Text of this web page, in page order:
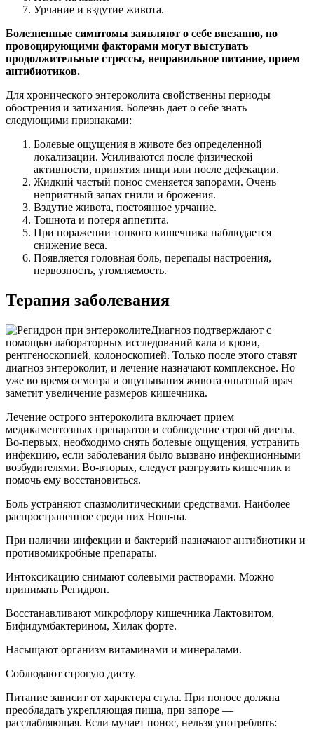
Урчание и вздутие живота.
Болезненные симптомы заявляют о себе внезапно, но
провоцирующими факторами могут выступать
продолжительные стрессы, неправильное питание, прием
антибиотиков.
Для хронического энтероколита свойственны периоды
обострения и затихания. Болезнь дает о себе знать
следующими признаками:
Болевые ощущения в животе без определенной
локализации. Усиливаются после физической
активности, принятия пищи или после дефекации.
Жидкий частый понос сменяется запорами. Очень
неприятный запах гнили и брожения.
Вздутие живота, постоянное урчание.
Тошнота и потеря аппетита.
При поражении тонкого кишечника наблюдается
снижение веса.
Появляется головная боль, перепады настроения,
нервозность, утомляемость.
Терапия заболевания
Диагноз подтверждают с
помощью лабораторных исследований кала и крови,
рентгеноскопией, колоноскопией. Только после этого ставят
диагноз энтероколит, и лечение назначают комплексное. Но
уже во время осмотра и ощупывания живота опытный врач
заметит увеличение размеров кишечника.
Лечение острого энтероколита включает прием
медикаментозных препаратов и соблюдение строгой диеты.
Во-первых, необходимо снять болевые ощущения, устранить
инфекцию, если заболевания было вызвано инфекционными
возбудителями. Во-вторых, следует разгрузить кишечник и
помочь ему восстановиться.
Боль устраняют спазмолитическими средствами. Наиболее
распространенное среди них Нош-па.
При наличии инфекции и бактерий назначают антибиотики и
противомикробные препараты.
Интоксикацию снимают солевыми растворами. Можно
принимать Регидрон.
Восстанавливают микрофлору кишечника Лактовитом,
Бифидумбактерином, Хилак форте.
Насыщают организм витаминами и минералами.
Соблюдают строгую диету.
Питание зависит от характера стула. При поносе должна
преобладать укрепляющая пища, при запоре —
расслабляющая. Если мучает понос, нельзя употреблять: